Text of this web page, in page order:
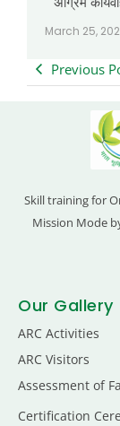
March 25,
Previous
Skill training for
Mission Mode
Our Gallery
ARC Activities
ARC Visitors
Assessment of
Certification